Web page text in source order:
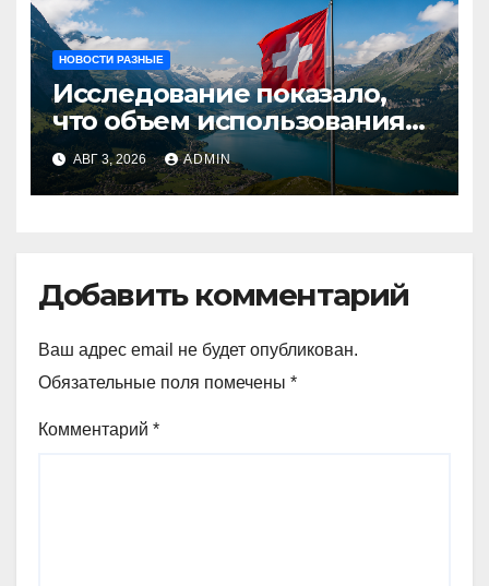
НОВОСТИ РАЗНЫЕ
Исследование показало,
что объем использования
криптовалют в Швейцарии
в два раза превышает
аналогичный показатель в
АВГ 3, 2026 ADMIN
Добавить комментарий
Ваш адрес email не будет опубликован.
Обязательные поля помечены *
Комментарий *